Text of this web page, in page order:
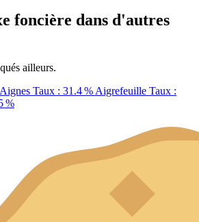
foncière dans d'autres
ailleurs.
Aignes Taux : 31.4 % Aigrefeuille Taux :
%